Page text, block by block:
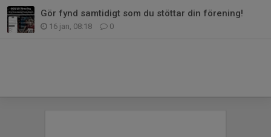
Gör fynd samtidigt som du stöttar din förening!
16 jan, 08:18 0